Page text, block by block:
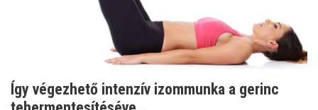
Így végezhető intenzív izommunka a gerinc